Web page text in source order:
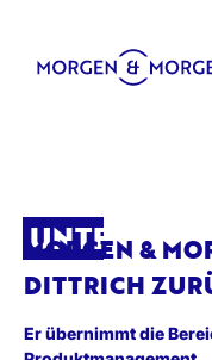
MORGEN &
DITTRICH
Er übernimmt die